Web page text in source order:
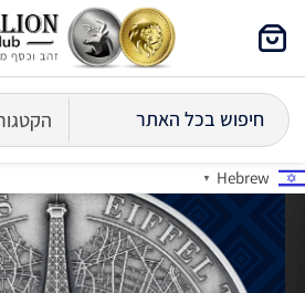
Hebrew
▼